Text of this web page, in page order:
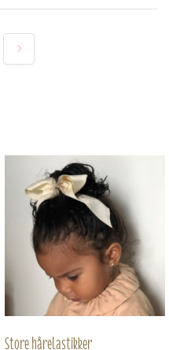
Store hårelastikker